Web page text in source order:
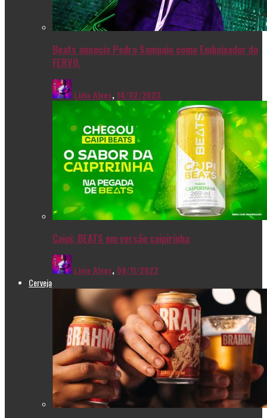
Beats anuncia Pedro Sampaio como Embaixador do
FERVO.
Livia Alves,14/02/2023
Caipi: BEATS em versão caipirinha
Livia Alves, 08/11/2022
Cerveja